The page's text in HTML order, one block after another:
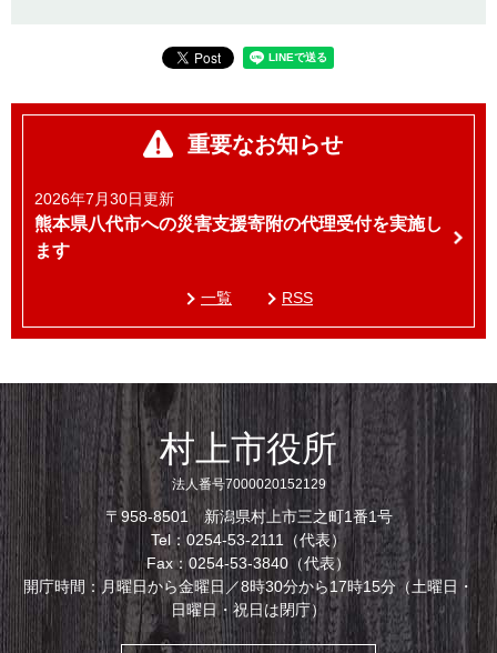
重要なお知らせ
2026年7月30日更新
熊本県八代市への災害支援寄附の代理受付を実施し
ます
一覧 RSS
村上市役所
法人番号7000020152129
〒958-8501 新潟県村上市三之町1番1号
Tel：0254-53-2111（代表）
Fax：0254-53-3840（代表）
開庁時間：月曜日から金曜日／8時30分から17時15分（土曜日・
日曜日・祝日は閉庁）